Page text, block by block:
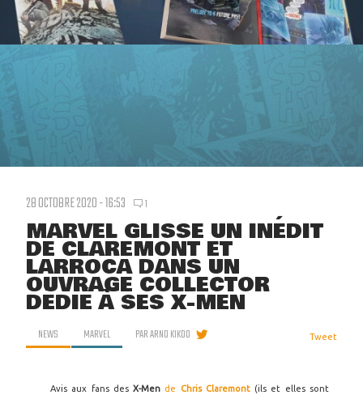
28 OCTOBRE 2020 - 16:53 1
MARVEL GLISSE UN INÉDIT
DE CLAREMONT ET
LARROCA DANS UN
OUVRAGE COLLECTOR
DÉDIÉ À SES X-MEN
NEWS MARVEL PARARNO KIKOO Tweet
Avis aux fans desX-Men de Chris Claremont (ils et elles sont